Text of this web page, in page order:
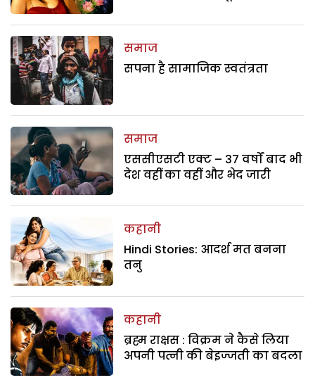
समाज
सपना है सामाजिक स्वतंत्रता
समाज
एससीएसटी एक्ट – 37 वर्षों बाद भी
देश वहीं का वहीं और भेद जारी
कहानी
Hindi Stories: आदर्श मत बनना
तनु
कहानी
ब्रह्म राक्षस : विक्रम ने कैसे लिया
अपनी पत्नी की बेइज्जती का बदला